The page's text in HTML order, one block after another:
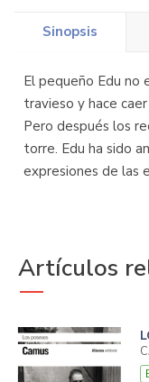
Sinopsis
El pequeño Edu no
travieso y hace
Pero después los
torre. Edu ha sido
expresiones de las
Artículos